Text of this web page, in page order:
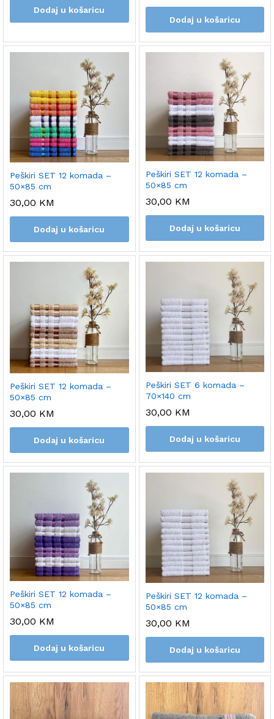
Dodaj u košaricu
Dodaj u košaricu
Peškiri SET 12 komada –
50×85 cm
30,00 KM
Dodaj u košaricu
Peškiri SET 12 komada –
50×85 cm
30,00 KM
Dodaj u košaricu
Peškiri SET 12 komada –
50×85 cm
30,00 KM
Dodaj u košaricu
Peškiri SET 6 komada –
70×140 cm
30,00 KM
Dodaj u košaricu
Peškiri SET 12 komada –
50×85 cm
30,00 KM
Dodaj u košaricu
Peškiri SET 12 komada –
50×85 cm
30,00 KM
Dodaj u košaricu